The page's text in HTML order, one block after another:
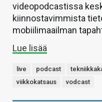
videopodcastissa
kiinnostavimmista
mobiilimaailman
Lue lisää
live podcast
viikkokatsaus
vodcast